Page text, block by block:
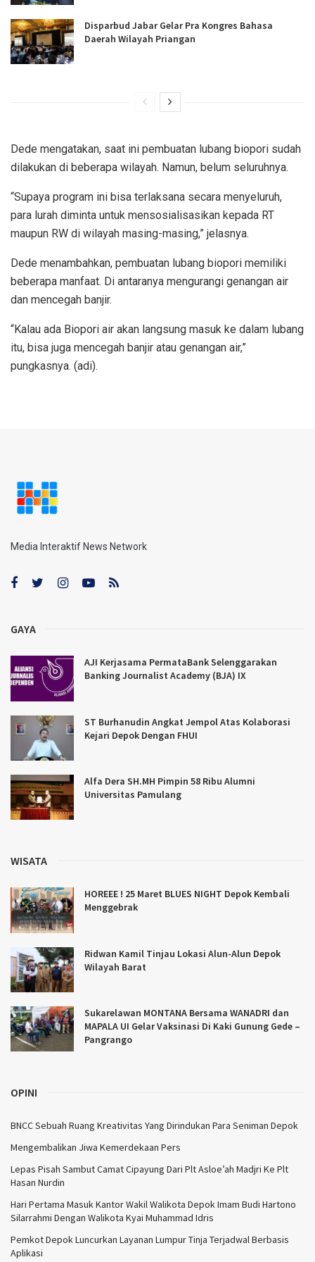
Disparbud Jabar Gelar Pra Kongres Bahasa
Daerah Wilayah Priangan
Dede mengatakan, saat ini pembuatan lubang biopori sudah
dilakukan di beberapa wilayah. Namun, belum seluruhnya.
“Supaya program ini bisa terlaksana secara menyeluruh,
para lurah diminta untuk mensosialisasikan kepada RT
maupun RW di wilayah masing-masing,” jelasnya.
Dede menambahkan, pembuatan lubang biopori memiliki
beberapa manfaat. Di antaranya mengurangi genangan air
dan mencegah banjir.
“Kalau ada Biopori air akan langsung masuk ke dalam lubang
itu, bisa juga mencegah banjir atau genangan air,”
pungkasnya. (adi).
Media Interaktif News Network
GAYA
AJI Kerjasama PermataBank Selenggarakan
Banking Journalist Academy (BJA) IX
ST Burhanudin Angkat Jempol Atas Kolaborasi
Kejari Depok Dengan FHUI
Alfa Dera SH.MH Pimpin 58 Ribu Alumni
Universitas Pamulang
WISATA
HOREEE ! 25 Maret BLUES NIGHT Depok Kembali
Menggebrak
Ridwan Kamil Tinjau Lokasi Alun-Alun Depok
Wilayah Barat
Sukarelawan MONTANA Bersama WANADRI dan
MAPALA UI Gelar Vaksinasi Di Kaki Gunung Gede –
Pangrango
OPINI
BNCC Sebuah Ruang Kreativitas Yang Dirindukan Para Seniman Depok
Mengembalikan Jiwa Kemerdekaan Pers
Lepas Pisah Sambut Camat Cipayung Dari Plt Asloe’ah Madjri Ke Plt
Hasan Nurdin
Hari Pertama Masuk Kantor Wakil Walikota Depok Imam Budi Hartono
Silarrahmi Dengan Walikota Kyai Muhammad Idris
Pemkot Depok Luncurkan Layanan Lumpur Tinja Terjadwal Berbasis
Aplikasi